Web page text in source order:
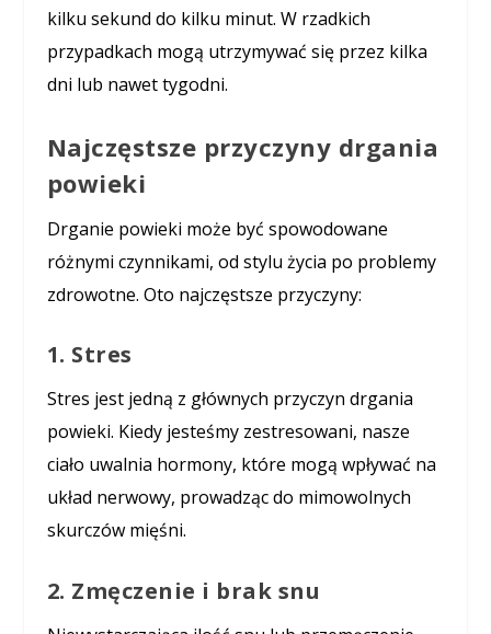
kilku sekund do kilku minut. W rzadkich
przypadkach mogą utrzymywać się przez kilka
dni lub nawet tygodni.
Najczęstsze przyczyny drgania
powieki
Drganie powieki może być spowodowane
różnymi czynnikami, od stylu życia po problemy
zdrowotne. Oto najczęstsze przyczyny:
1. Stres
Stres jest jedną z głównych przyczyn drgania
powieki. Kiedy jesteśmy zestresowani, nasze
ciało uwalnia hormony, które mogą wpływać na
układ nerwowy, prowadząc do mimowolnych
skurczów mięśni.
2. Zmęczenie i brak snu